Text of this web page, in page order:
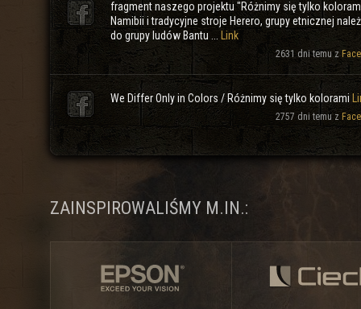
fragment naszego projektu "Różnimy się tylko
Namibii i tradycyjne stroje Herero, grupy etnicznej
do grupy ludów Bantu ... Link
2631 dni temu z
We Differ Only in Colors / Różnimy się tylko kolorami
2757 dni temu z
ZAINSPIROWALIŚMY M.IN.: